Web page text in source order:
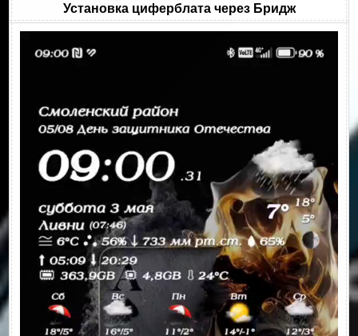
Установка циферблата через Бридж